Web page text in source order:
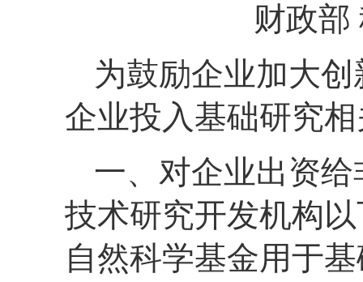
财政部
为鼓励企业加大
企业投入基础研究
一、对企业出资
技术研究开发机构
自然科学基金用于